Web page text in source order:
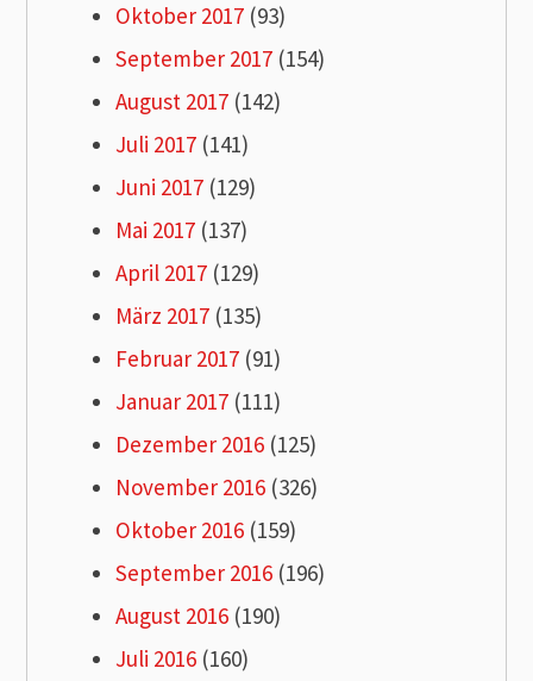
Oktober 2017 (93)
September 2017 (154)
August 2017 (142)
Juli 2017 (141)
Juni 2017 (129)
Mai 2017 (137)
April 2017 (129)
März 2017 (135)
Februar 2017 (91)
Januar 2017 (111)
Dezember 2016 (125)
November 2016 (326)
Oktober 2016 (159)
September 2016 (196)
August 2016 (190)
Juli 2016 (160)